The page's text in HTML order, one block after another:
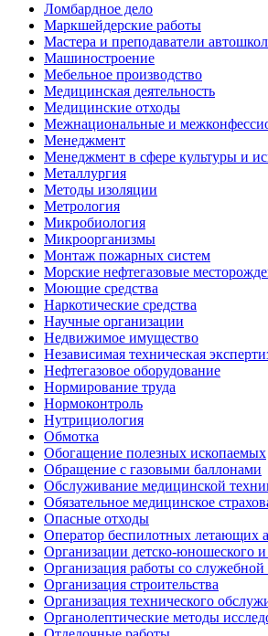
Ломбардное дело
Маркшейдерские работы
Мастера и преподаватели автошкол
Машиностроение
Мебельное производство
Медицинская деятельность
Медицинские отходы
Межнациональные и
Менеджмент
Менеджмент в сфере культуры и
Металлургия
Методы изоляции
Метрология
Микробиология
Микроорганизмы
Монтаж пожарных систем
Морские нефтегазовые
Моющие средства
Наркотические средства
Научные организации
Недвижимое имущество
Независимая техническая
Нефтегазовое оборудование
Нормирование труда
Нормоконтроль
Нутрициология
Обмотка
Обогащение полезных ископаемых
Обращение с газовыми баллонами
Обслуживание медицинской
Обязательное медицинское
Опасные отходы
Оператор беспилотных летающих
Организации детско-юношеского и
Организация работы со
Организация строительства
Организация технического
Органолептические методы